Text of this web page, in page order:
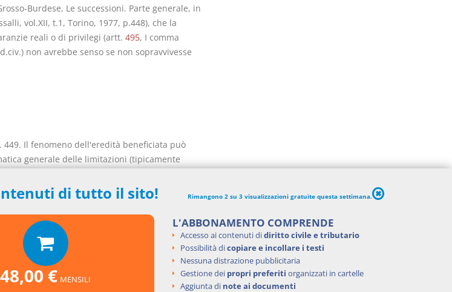
Burdese, Le successioni. Parte generale, in
vol.XII, t.1, Torino, 1977, p.448), che la
reali o di privilegi (artt. 495, I comma
non avrebbe senso se non sopravvivesse
449. Il fenomeno dell'eredità beneficiata può
generale delle limitazioni (tipicamente
Messineo, Manuale di diritto civile e
Natoli, L'amministrazione nel periodo
di beni ereditari, vol. II, Milano,
della eredità, in Tratt. dir. priv., diretto da
di tutto il sito! Rimangono 2 su 3 visualizzazioni gratuite questa settimana.
48,00 € MENSILI
L'ABBONAMENTO COMPRENDE
Accesso ai contenuti didiritto civile e tributario
Possibilità dicopiare e incollare i testi
Nessuna distrazione pubblicitaria
Gestione dei propri preferiti organizzati in cartelle
Aggiunta di note ai documenti